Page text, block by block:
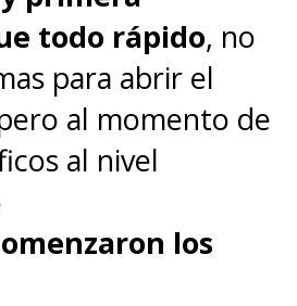
todo rápido, no
para abrir el
al momento de
al nivel
los